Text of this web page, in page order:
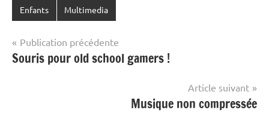
Enfants Multimedia
Navigation
de
Publication précédente
Souris pour old school gamers !
Article suivant
Musique non compressée